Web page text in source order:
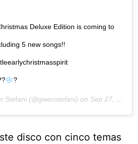
Deluxe Edition is coming to
5 new songs!!
?
Stefani (@gwenstefani) on Sep 27, 2018 at 11:06am PDT
disco con cinco temas